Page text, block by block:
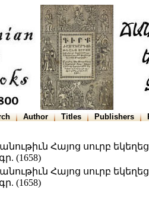
Author Titles Publishers
Հայոց սուրբ
(1658)
Հայոց սուրբ
(1658)